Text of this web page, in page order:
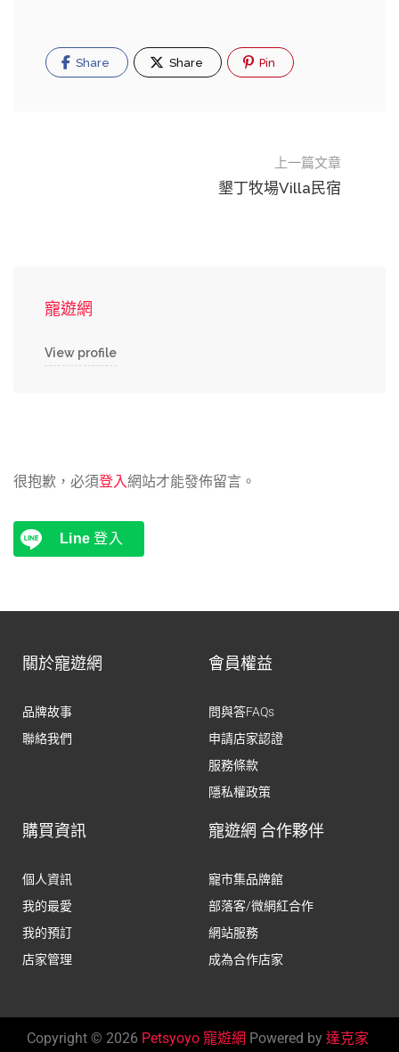
Share Share Pin
上一篇文章
墾丁牧場Villa民宿
寵遊網
View profile
很抱歉，必須登入網站才能發佈留言。
Line 登入
關於寵遊網
品牌故事
聯絡我們
會員權益
問與答FAQs
申請店家認證
服務條款
隱私權政策
購買資訊
個人資訊
我的最愛
我的預訂
店家管理
寵遊網 合作夥伴
寵市集品牌館
部落客/微網紅合作
網站服務
成為合作店家
Copyright © 2026 Petsyoyo 寵遊網 Powered by 達克家